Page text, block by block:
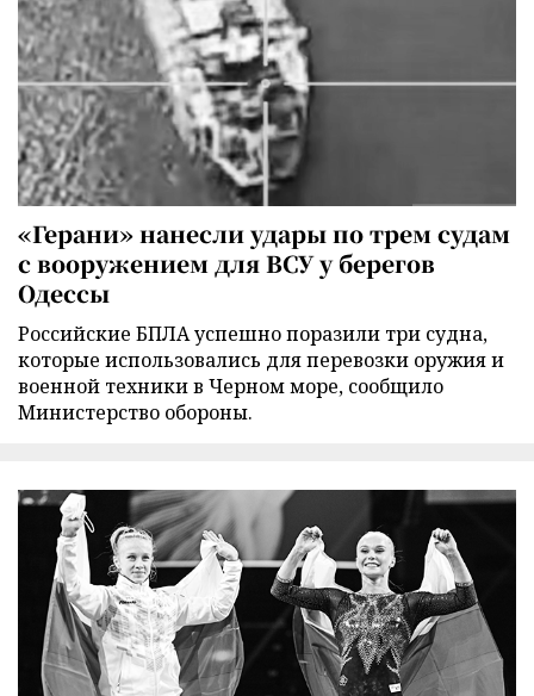
«Герани» нанесли удары по трем судам
с вооружением для ВСУ у берегов
Одессы
Российские БПЛА успешно поразили три судна,
которые использовались для перевозки оружия и
военной техники в Черном море, сообщило
Министерство обороны.